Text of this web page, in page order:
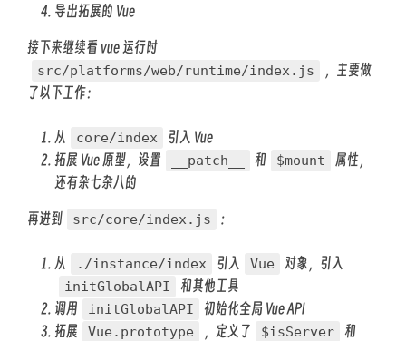
导出拓展的 Vue
接下来继续看 vue 运行时
src/platforms/web/runtime/index.js
，主要做
了以下工作：
从 core/index
引入 Vue
拓展 Vue 原型，设置
__patch__ 和 $mount
属性，
还有杂七杂八的
再进到
src/core/index.js :
从 ./instance/index 引入 Vue 对象，引入
initGlobalAPI
和其他工具
调用
initGlobalAPI
初始化全局 Vue API
拓展
Vue.prototype ，定义了 $isServer 和